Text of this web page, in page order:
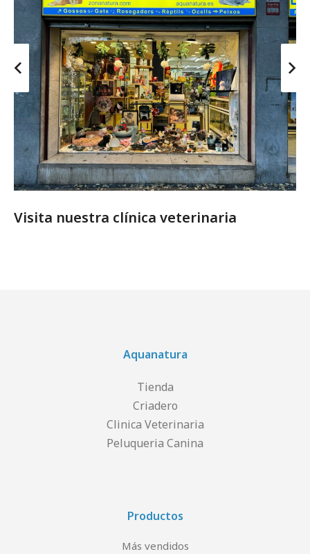
Visita nuestra clínica veterinaria
Aquanatura
Tienda
Criadero
Clinica Veterinaria
Peluqueria Canina
Productos
Más vendidos